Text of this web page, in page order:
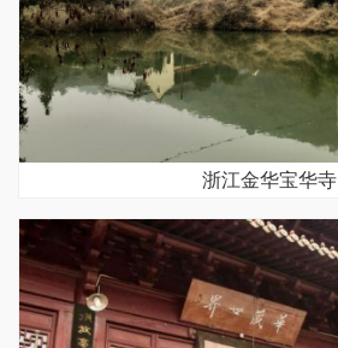
浙江金华宝华寺